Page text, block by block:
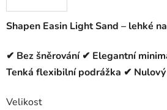
Shapen Easin Light Sand – lehké
✔ Bez šněrování ✔ Elegantní
Tenká flexibilní podrážka ✔
Velikost